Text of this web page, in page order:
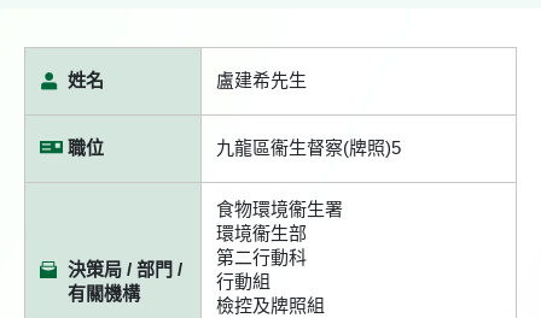
姓名 盧建希先生
職位 九龍區衞生督察(牌照)5
決策局 / 部門 /
有關機構
食物環境衞生署
環境衞生部
第二行動科
行動組
檢控及牌照組